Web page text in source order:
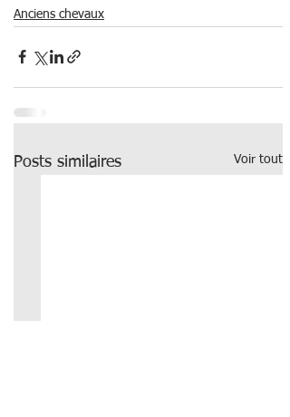
Anciens chevaux
Posts similaires Voir tout